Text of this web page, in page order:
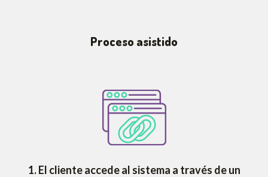
Proceso asistido
1. El cliente accede al sistema a través de un